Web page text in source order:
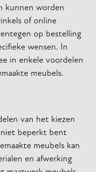
kunnen worden
of online
op bestelling
wensen. In
in enkele voordelen
meubels.
van het kiezen
beperkt bent
meubels kan
en afwerking